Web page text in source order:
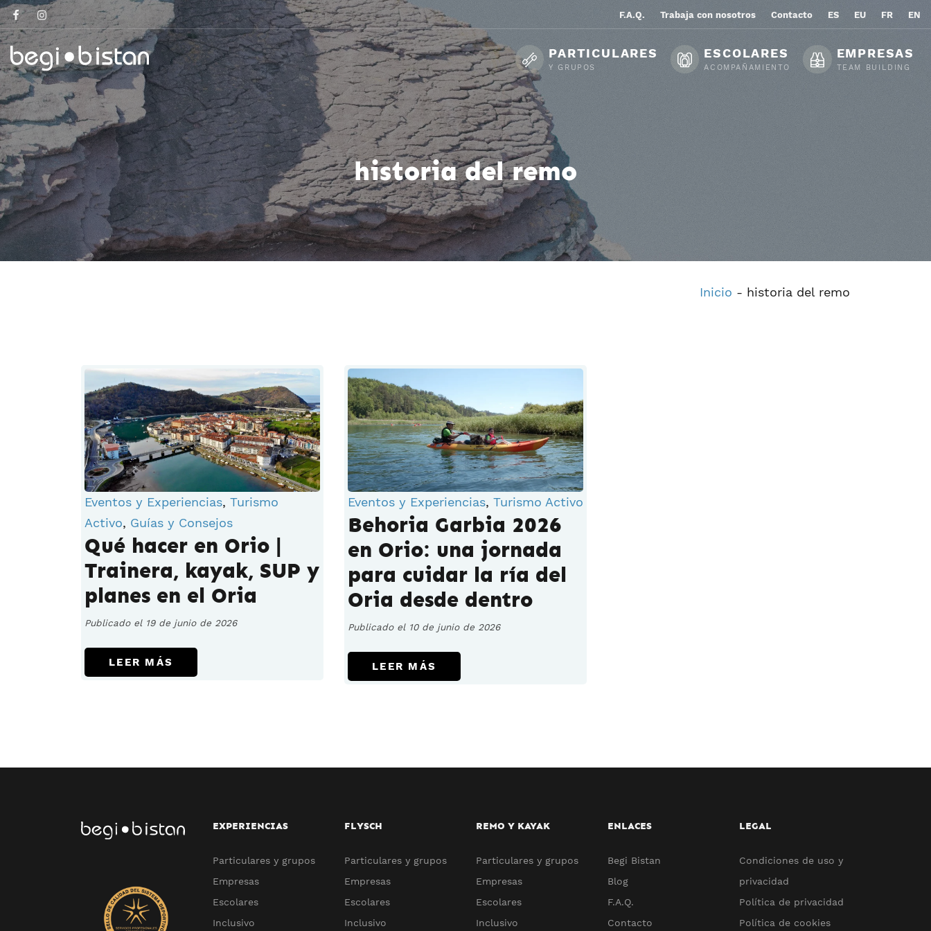
F.A.Q. Trabaja con nosotros Contacto ES EU FR EN
PARTICULARES
Y GRUPOS
ESCOLARES
ACOMPAÑAMIENTO
EMPRESAS
TEAM BUILDING
historia del remo
Inicio - historia del remo
Eventos y Experiencias, Turismo
Activo, Guías y Consejos
Qué hacer en Orio |
Trainera, kayak, SUP y
planes en el Oria
Publicado el 19 de junio de 2026
LEER MÁS
Eventos y Experiencias, Turismo Activo
Behoria Garbia 2026
en Orio: una jornada
para cuidar la ría del
Oria desde dentro
Publicado el 10 de junio de 2026
LEER MÁS
EXPERIENCIAS
Particulares y grupos
Empresas
Escolares
Inclusivo
FLYSCH
Particulares y grupos
Empresas
Escolares
Inclusivo
REMO Y KAYAK
Particulares y grupos
Empresas
Escolares
Inclusivo
ENLACES
Begi Bistan
Blog
F.A.Q.
Contacto
LEGAL
Condiciones de uso y
privacidad
Política de privacidad
Política de cookies